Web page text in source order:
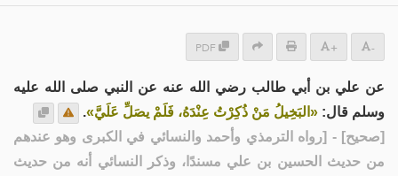
PDF + -
عن علي بن أبي طالب رضي الله عنه عن النبي صلى الله عليه
وسلم قال: «البَخِيلُ مَنْ ذُكِرْتُ عِنْدَهُ، فَلَمْ يصَلِّ عَلَيَّ».
[صحيح] - [رواه الترمذي وأحمد والنسائي في الكبرى وهو عندهم
من حديث الحسين بن علي مسندًا، وذكر النسائي أنه من حديث